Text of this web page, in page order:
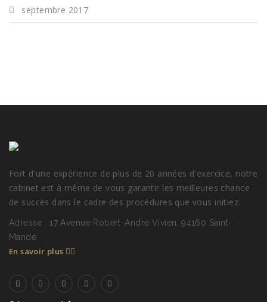
septembre 2017
Fort d'une expérience de plus de 20 années d'exercice, notre
cabinet est à même de vous garantir les meilleures chance
de succès dans le cadre des procédures que vous initiez.
Adresse : 17 Avenue Robert-André Vivien, 94160 Saint-
Mandé
En savoir plus